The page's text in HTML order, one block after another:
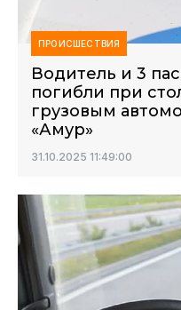
ПРОИСШЕСТВИЯ
Водитель и 3
погибли при
грузовым
«Амур»
31.10.2025 11:49:00